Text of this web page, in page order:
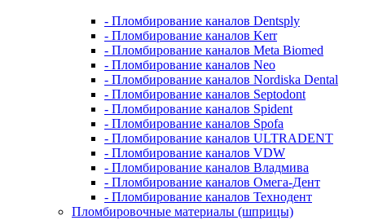
- Пломбирование каналов Dentsply
- Пломбирование каналов Kerr
- Пломбирование каналов Meta Biomed
- Пломбирование каналов Neo
- Пломбирование каналов Nordiska Dental
- Пломбирование каналов Septodont
- Пломбирование каналов Spident
- Пломбирование каналов Spofa
- Пломбирование каналов ULTRADENT
- Пломбирование каналов VDW
- Пломбирование каналов Владмива
- Пломбирование каналов Омега-Дент
- Пломбирование каналов Технодент
Пломбировочные материалы (шприцы)